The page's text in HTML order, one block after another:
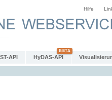
Hilfe
API HyDAS-API